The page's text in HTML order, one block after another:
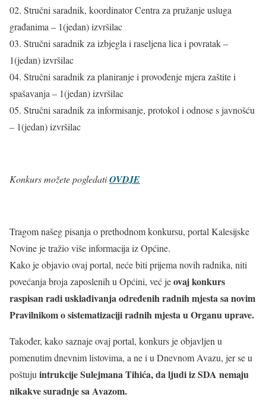
02. Stručni saradnik, koordinator Centra za pružanje usluga
građanima – 1(jedan) izvršilac
03. Stručni saradnik za izbjegla i raseljena lica i povratak –
1(jedan) izvršilac
04. Stručni saradnik za planiranje i provođenje mjera zaštite i
spašavanja – 1(jedan) izvršilac
05. Stručni saradnik za informisanje, protokol i odnose s javnošću
– 1(jedan) izvršilac
Konkurs možete pogledatiOVDJE
Tragom našeg pisanja o prethodnom konkursu, portal Kalesijske
Novine je tražio više informacija iz Općine.
Kako je objavio ovaj portal, neće biti prijema novih radnika, niti
povećanja broja zaposlenih u Općini, već jeovaj konkurs
raspisan radi usklađivanja određenih radnih mjesta sa novim
Pravilnikom o sistematizaciji radnih mjesta u Organu uprave.
Također, kako saznaje ovaj portal, konkurs je objavljen u
pomenutim dnevnim listovima, a ne i u Dnevnom Avazu, jer se u
poštuju intrukcije Sulejmana Tihića, da ljudi iz SDA nemaju
nikakve suradnje sa Avazom.